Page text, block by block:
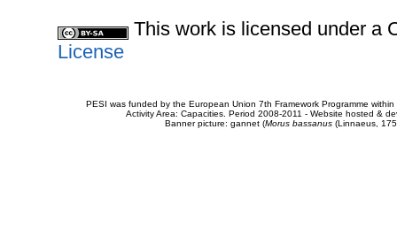
This work is licensed under a
License
PESI was funded by the European Union 7th Framework Programme
Activity Area: Capacities. Period 2008-2011 - Website hosted &
Banner picture: gannet (Morus bassanus(Linnaeus,